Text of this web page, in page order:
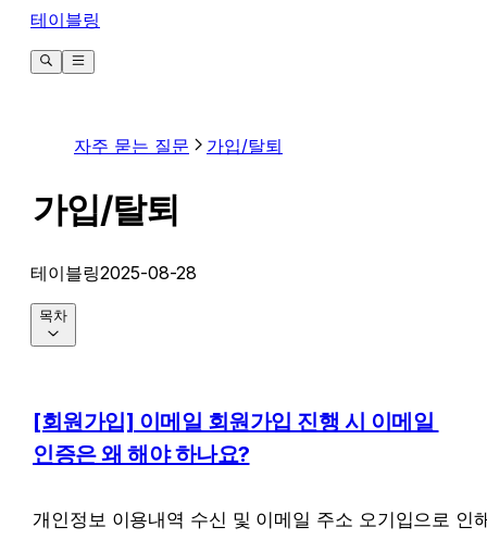
테이블링
자주 묻는 질문 가입/탈퇴
가입/탈퇴
테이블링2025-08-28
[회원가입] 이메일 회원가입 진행 시 이메일
인증은 왜 해야 하나요?
개인정보 이용내역 수신 및 이메일 주소 오기입으로 인
목차